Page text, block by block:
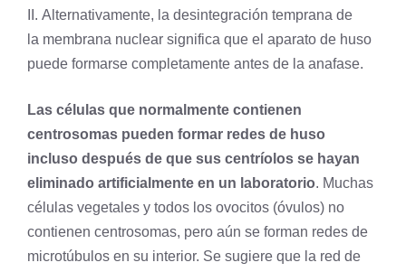
II. Alternativamente, la desintegración temprana de
la membrana nuclear significa que el aparato de huso
puede formarse completamente antes de la anafase.
Las células que normalmente contienen
centrosomas pueden formar redes de huso
incluso después de que sus centríolos se hayan
eliminado artificialmente en un laboratorio. Muchas
células vegetales y todos los ovocitos (óvulos) no
contienen centrosomas, pero aún se forman redes de
microtúbulos en su interior. Se sugiere que la red de